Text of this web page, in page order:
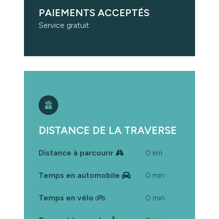
PAIEMENTS ACCEPTÉS
Service gratuit
DISTANCE DE LA TRAVERSE
Distance à parcourir 0 km
Temps en automobile 0 min
Temps en vélo 0 min